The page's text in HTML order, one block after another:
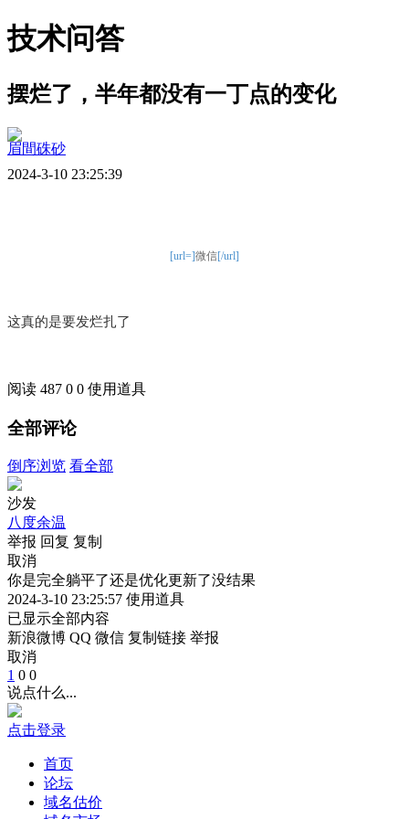
技术问答
摆烂了，半年都没有一丁点的变化
眉間硃砂
2024-3-10 23:25:39
[url=]微信[/url]
这真的是要发烂扎了
阅读 487 0 0 使用道具
全部评论
倒序浏览 看全部
沙发
八度余温
举报 回复 复制
取消
你是完全躺平了还是优化更新了没结果
2024-3-10 23:25:57 使用道具
已显示全部内容
新浪微博 QQ 微信 复制链接 举报
取消
1 0 0
说点什么...
点击登录
首页
论坛
域名估价